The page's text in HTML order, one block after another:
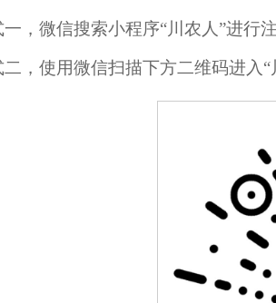
一，微信搜索小程序“川农人”进行
二，使用微信扫描下方二维码进入“